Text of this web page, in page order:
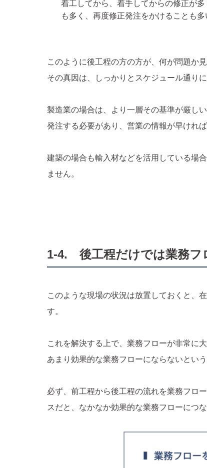
着工してから、着手してからの修正が
も多く、再度修正発注をかけることも多
このように後工程の方の方が、何が問題か
その真因は、しっかりとスケジュール通り
製造業の場合は、より一層その基準が厳し
発注する必要があり、営業の情報が早けれ
建築の場合も輸入材などを活用している場
ません。
1-4. 後工程だけでは業務フ
このような現場の状況は放置しておくと、
す。
これを解決する上で、業務フローが非常に
あまり効果的な業務フローにならないという
必ず、前工程から後工程の流れを業務フロ
スだと、なかなか効果的な業務フローにつな